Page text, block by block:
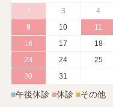
2
3 4
9
10 11
16
17 18
23
24 25
30
31
■午後休診 ■休診 ■その他